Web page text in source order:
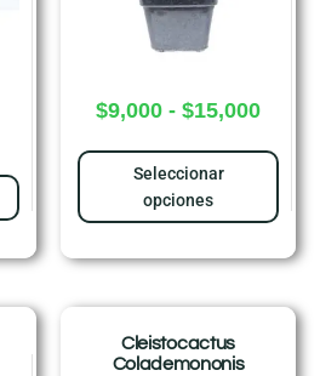
$9,000 - $15,000
Seleccionar
opciones
Cleistocactus
Colademononis